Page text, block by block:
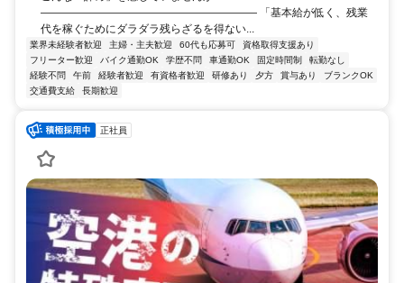
―――――――――――――――――――― 「基本給が低く、残業
代を稼ぐためにダラダラ残らざるを得ない...
業界未経験者歓迎 主婦・主夫歓迎 60代も応募可
資格取得支援あり
フリーター歓迎
バイク通勤OK 学歴不問 車通勤OK 固定時間制
転勤なし
経験不問
午前 経験者歓迎 有資格者歓迎 研修あり 夕方 賞与あり
ブランクOK
交通費支給
長期歓迎
正社員